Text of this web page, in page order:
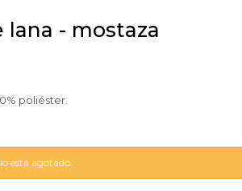
lana - mostaza
poliéster.
está agotado.